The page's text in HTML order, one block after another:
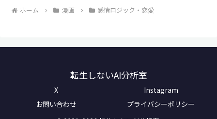
ホーム 漫画 感情ロジック・恋愛
転生しないAI分析室
X
Instagram
お問い合わせ
プライバシーポリシー